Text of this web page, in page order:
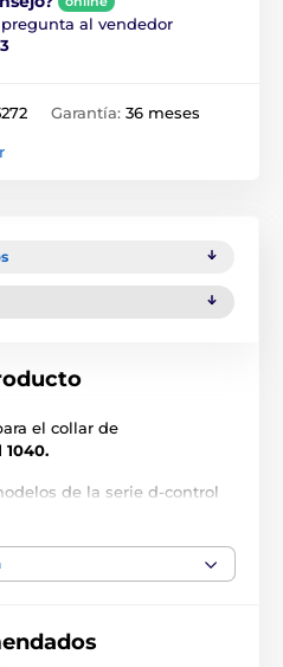
al vendedor
Garantía: 36 meses
el collar de
de la serie d-control
pueden cambiar sin
tienen únicamente